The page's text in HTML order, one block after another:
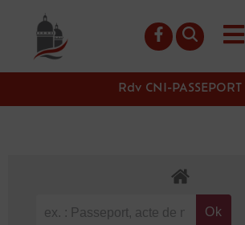
principal
Rdv CNI-PASSEPORT